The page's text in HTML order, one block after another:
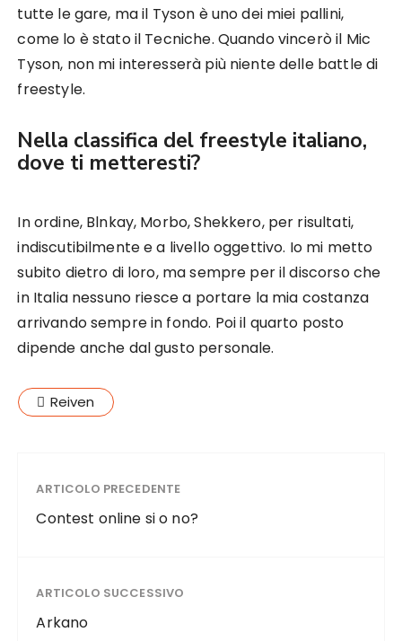
tutte le gare, ma il Tyson è uno dei miei pallini,
come lo è stato il Tecniche. Quando vincerò il Mic
Tyson, non mi interesserà più niente delle battle di
freestyle.
Nella classifica del freestyle italiano,
dove ti metteresti?
In ordine, Blnkay, Morbo, Shekkero, per risultati,
indiscutibilmente e a livello oggettivo. Io mi metto
subito dietro di loro, ma sempre per il discorso che
in Italia nessuno riesce a portare la mia costanza
arrivando sempre in fondo. Poi il quarto posto
dipende anche dal gusto personale.
Reiven
ARTICOLO PRECEDENTE
Contest online si o no?
ARTICOLO SUCCESSIVO
Arkano